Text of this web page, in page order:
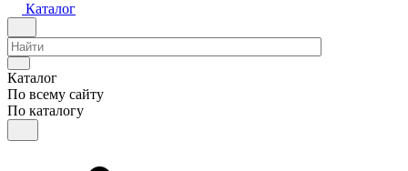
Каталог
Каталог
По всему сайту
По каталогу